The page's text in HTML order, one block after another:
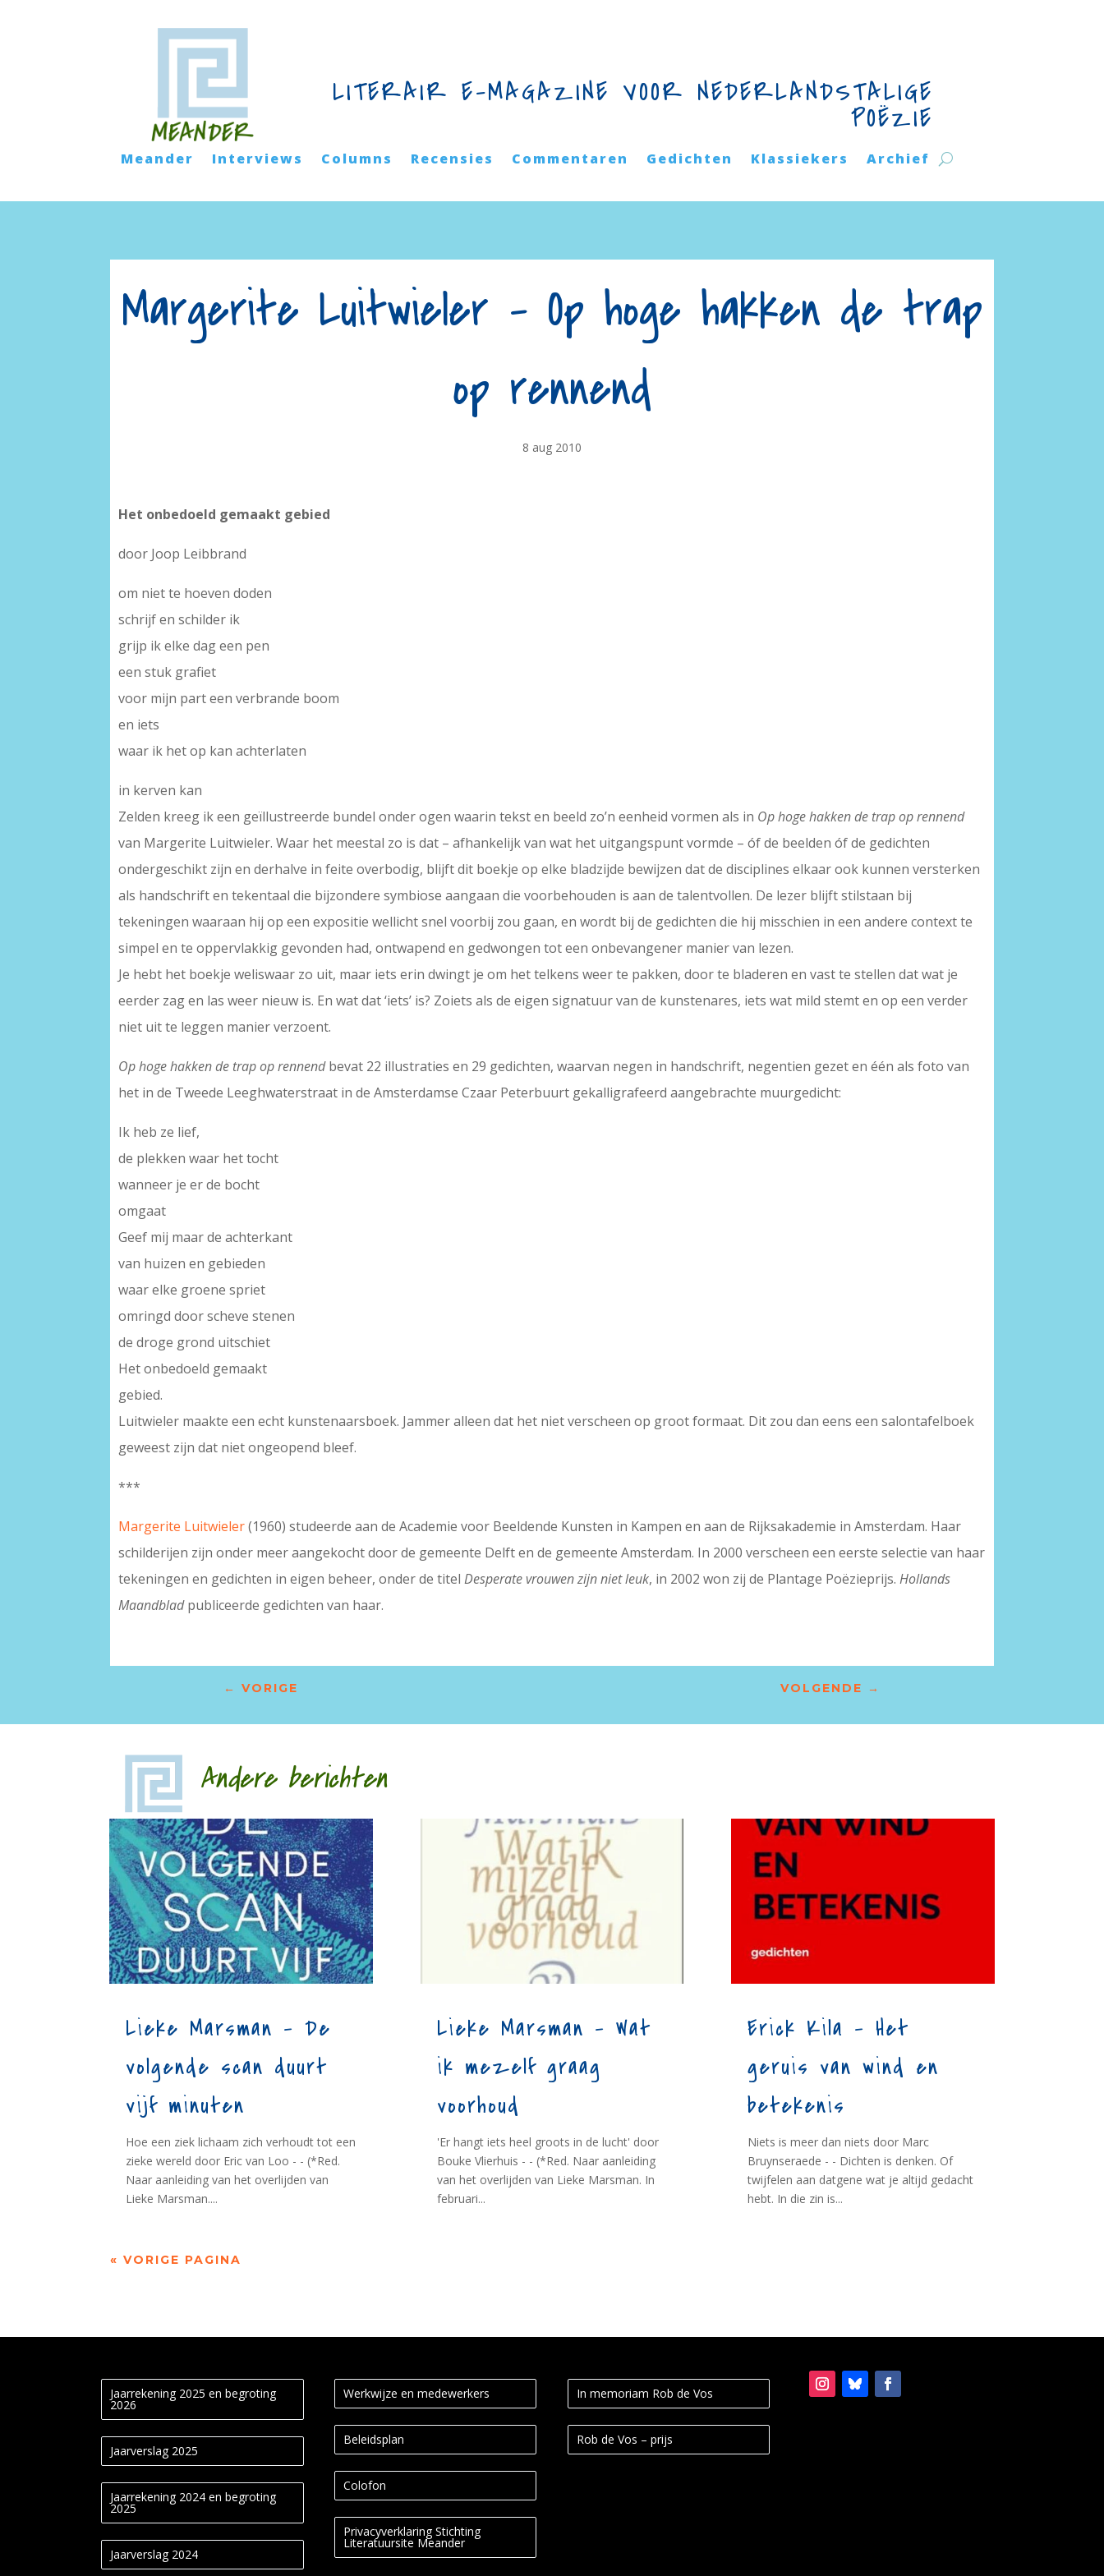
LITERAIR E-MAGAZINE VOOR NEDERLANDSTALIGE
POËZIE
Meander Interviews Columns Recensies Commentaren Gedichten Klassiekers Archief
Margerite Luitwieler – Op hoge hakken de trap
op rennend
8 aug 2010
Het onbedoeld gemaakt gebied
door Joop Leibbrand
om niet te hoeven doden
schrijf en schilder ik
grijp ik elke dag een pen
een stuk grafiet
voor mijn part een verbrande boom
en iets
waar ik het op kan achterlaten
in kerven kan
Zelden kreeg ik een geïllustreerde bundel onder ogen waarin tekst en beeld zo’n eenheid vormen als in Op hoge hakken de trap op rennend
van Margerite Luitwieler. Waar het meestal zo is dat – afhankelijk van wat het uitgangspunt vormde – óf de beelden óf de gedichten
ondergeschikt zijn en derhalve in feite overbodig, blijft dit boekje op elke bladzijde bewijzen dat de disciplines elkaar ook kunnen versterken
als handschrift en tekentaal die bijzondere symbiose aangaan die voorbehouden is aan de talentvollen. De lezer blijft stilstaan bij
tekeningen waaraan hij op een expositie wellicht snel voorbij zou gaan, en wordt bij de gedichten die hij misschien in een andere context te
simpel en te oppervlakkig gevonden had, ontwapend en gedwongen tot een onbevangener manier van lezen.
Je hebt het boekje weliswaar zo uit, maar iets erin dwingt je om het telkens weer te pakken, door te bladeren en vast te stellen dat wat je
eerder zag en las weer nieuw is. En wat dat ‘iets’ is? Zoiets als de eigen signatuur van de kunstenares, iets wat mild stemt en op een verder
niet uit te leggen manier verzoent.
Op hoge hakken de trap op rennendbevat 22 illustraties en 29 gedichten, waarvan negen in handschrift, negentien gezet en één als foto van
het in de Tweede Leeghwaterstraat in de Amsterdamse Czaar Peterbuurt gekalligrafeerd aangebrachte muurgedicht:
Ik heb ze lief,
de plekken waar het tocht
wanneer je er de bocht
omgaat
Geef mij maar de achterkant
van huizen en gebieden
waar elke groene spriet
omringd door scheve stenen
de droge grond uitschiet
Het onbedoeld gemaakt
gebied.
Luitwieler maakte een echt kunstenaarsboek. Jammer alleen dat het niet verscheen op groot formaat. Dit zou dan eens een salontafelboek
geweest zijn dat niet ongeopend bleef.
***
Margerite Luitwieler(1960) studeerde aan de Academie voor Beeldende Kunsten in Kampen en aan de Rijksakademie in Amsterdam. Haar
schilderijen zijn onder meer aangekocht door de gemeente Delft en de gemeente Amsterdam. In 2000 verscheen een eerste selectie van haar
tekeningen en gedichten in eigen beheer, onder de titelDesperate vrouwen zijn niet leuk, in 2002 won zij de Plantage Poëzieprijs.Hollands
Maandbladpubliceerde gedichten van haar.
← VORIGE VOLGENDE →
Andere berichten
Lieke Marsman – De
volgende scan duurt
vijf minuten
Hoe een ziek lichaam zich verhoudt tot een
zieke wereld door Eric van Loo - - (*Red.
Naar aanleiding van het overlijden van
Lieke Marsman....
Lieke Marsman – Wat
ik mezelf graag
voorhoud
'Er hangt iets heel groots in de lucht' door
Bouke Vlierhuis - - (*Red. Naar aanleiding
van het overlijden van Lieke Marsman. In
februari...
Erick Kila – Het
geruis van wind en
betekenis
Niets is meer dan niets door Marc
Bruynseraede - - Dichten is denken. Of
twijfelen aan datgene wat je altijd gedacht
hebt. In die zin is...
« VORIGE PAGINA
Jaarrekening 2025 en begroting
2026
Jaarverslag 2025
Jaarrekening 2024 en begroting
2025
Jaarverslag 2024
Werkwijze en medewerkers
Beleidsplan
Colofon
Privacyverklaring Stichting
Literatuursite Meander
In memoriam Rob de Vos
Rob de Vos – prijs